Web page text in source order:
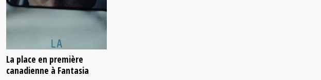
La place en première
canadienne à Fantasia